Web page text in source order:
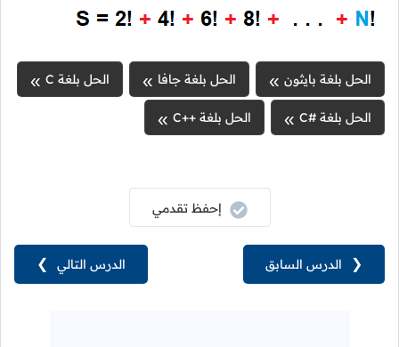
الحل بلغة بايثون الحل بلغة جافا الحل بلغة C
الحل بلغة #C الحل بلغة ++C
الدرس التالي ❯
إحفظ تقدمي
❮ الدرس السابق